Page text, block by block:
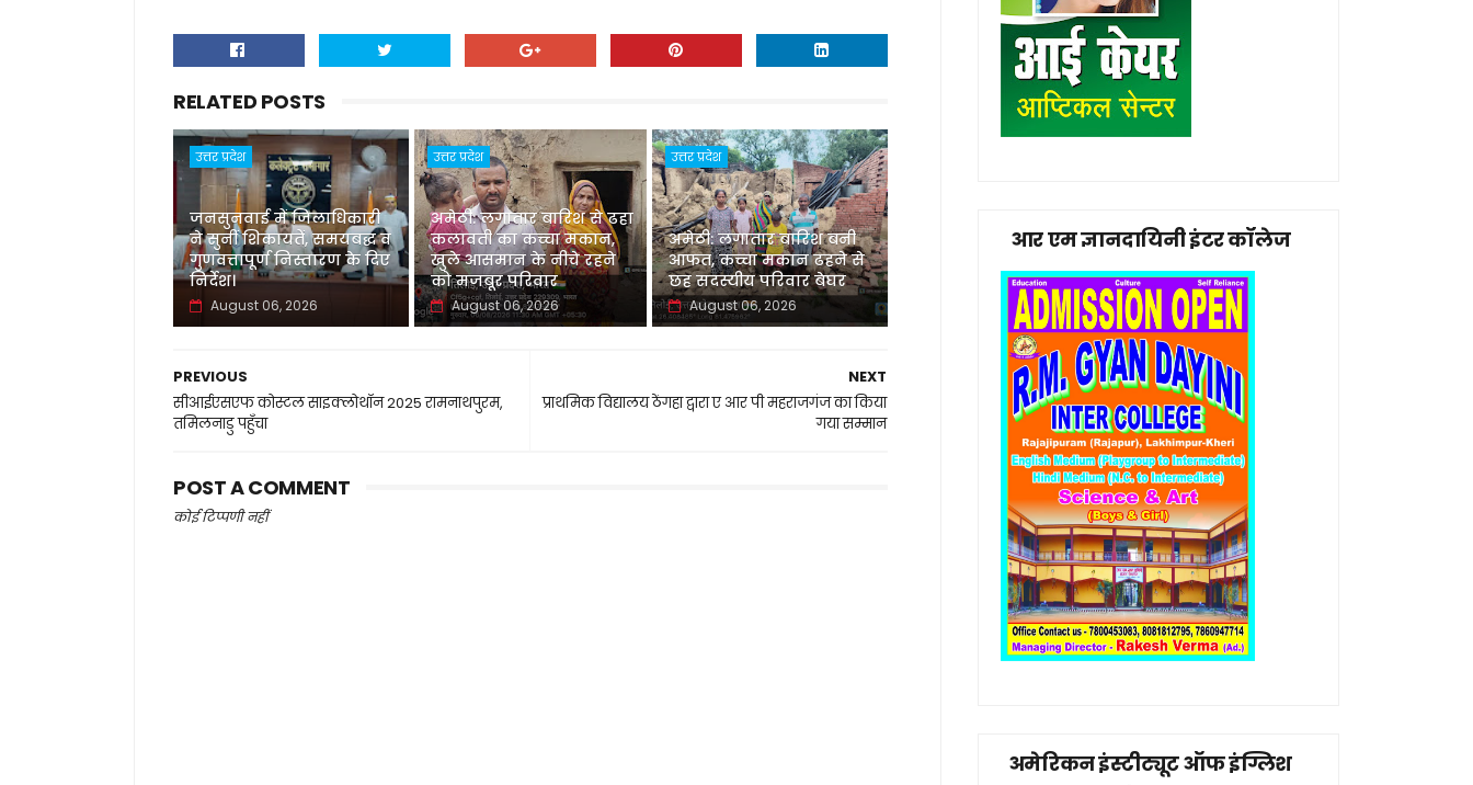
RELATED POSTS
उत्तर प्रदेश
जनसुनवाई में जिलाधिकारी
ने सुनीं शिकायतें, समयबद्ध व
गुणवत्तापूर्ण निस्तारण के दिए
निर्देश।
August 06, 2026
उत्तर प्रदेश
अमेठी: लगातार बारिश से ढहा
कलावती का कच्चा मकान,
खुले आसमान के नीचे रहने
को मजबूर परिवार
August 06, 2026
उत्तर प्रदेश
अमेठी: लगातार बारिश बनी
आफत, कच्चा मकान ढहने से
छह सदस्यीय परिवार बेघर
August 06, 2026
NEXT
प्राथमिक विद्यालय ठेंगहा द्वारा ए आर पी महराजगंज का किया
गया सम्मान
PREVIOUS
सीआईएसएफ कोस्टल साइक्लोथॉन 2025 रामनाथपुरम,
तमिलनाडु पहुँचा
POST A COMMENT
कोई टिप्पणी नहीं
आर एम ज्ञानदायिनी इंटर कॉलेज
अमेरिकन इंस्टीट्यूट ऑफ इंग्लिश